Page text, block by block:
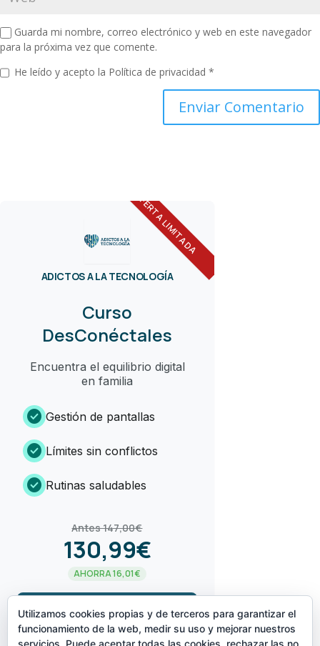
Guarda mi nombre, correo electrónico y web en este navegador
para la próxima vez que comente.
He leído y acepto la Política de privacidad *
OFERTA LIMITADA
ADICTOS A LA TECNOLOGÍA
Curso
DesConéctales
Encuentra el equilibrio digital
en familia
check_circle Gestión de pantallas
check_circle Límites sin conflictos
check_circle Rutinas saludables
Antes 147,00€
130,99€
AHORRA 16,01€
¡LO QUIERO!arrow_forward
Utilizamos cookies propias y de terceros para garantizar el
funcionamiento de la web, medir su uso y mejorar nuestros
servicios. Puede aceptar todas las cookies, rechazar las no